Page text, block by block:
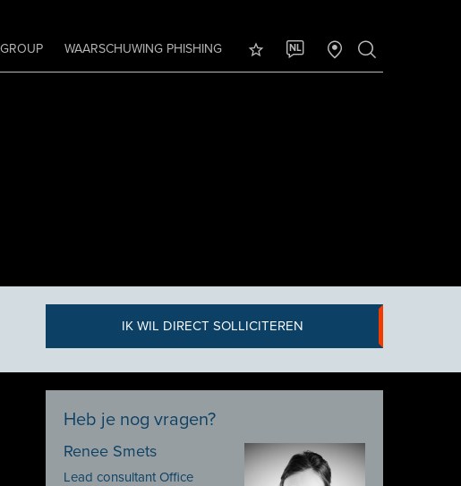
WAARSCHUWING PHISHING NL
IK WIL DIRECT SOLLICITEREN
Heb je nog vragen?
Renee Smets
Lead consultant Office